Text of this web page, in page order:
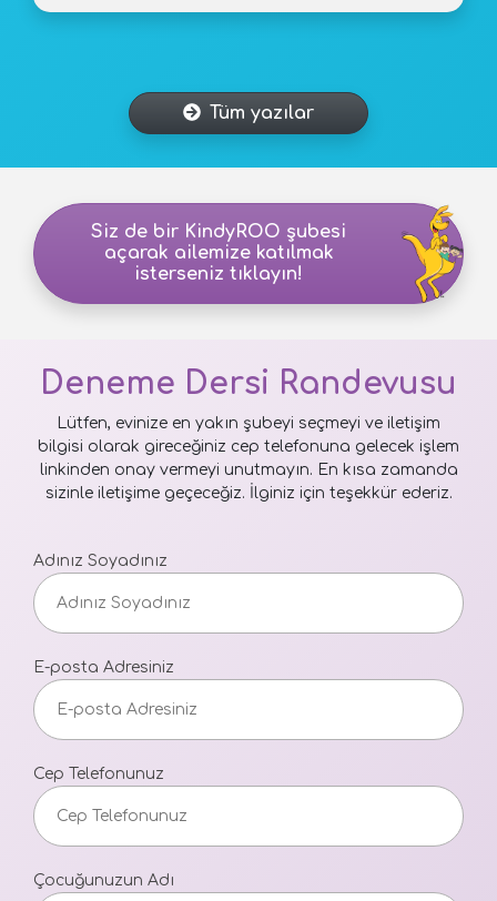
Tüm yazılar
Siz de bir KindyROO şubesi
açarak ailemize katılmak
isterseniz tıklayın!
Deneme Dersi Randevusu
Lütfen, evinize en yakın şubeyi seçmeyi ve iletişim
bilgisi olarak gireceğiniz cep telefonuna gelecek işlem
linkinden onay vermeyi unutmayın. En kısa zamanda
sizinle iletişime geçeceğiz. İlginiz için teşekkür ederiz.
Adınız Soyadınız
E-posta Adresiniz
Cep Telefonunuz
Çocuğunuzun Adı